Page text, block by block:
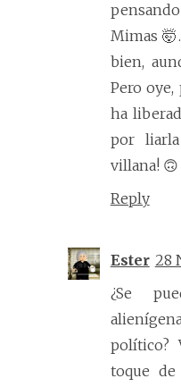
Mimas
bien,
Pero oye,
ha
por
villana! 🙃
Reply
Ester 28
¿Se
político?
toque